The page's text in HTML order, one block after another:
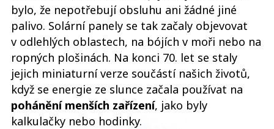
bylo, že nepotřebují obsluhu ani žádné jiné
palivo. Solární panely se tak začaly objevovat
v odlehlých oblastech, na bójích v moři nebo na
ropných plošinách. Na konci 70. let se staly
jejich miniaturní verze součástí našich životů,
když se energie ze slunce začala používat na
pohánění menších zařízení, jako byly
kalkulačky nebo hodinky.